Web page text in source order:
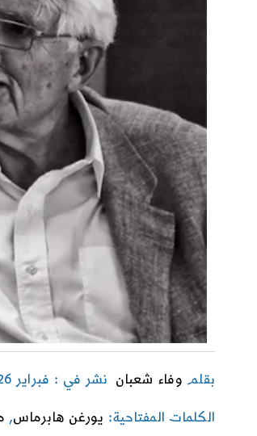
بقلم وفاء شعبان نشر في : فبراير 26, 2016
الكلمات المفتاحية: يورغن هابرماس,